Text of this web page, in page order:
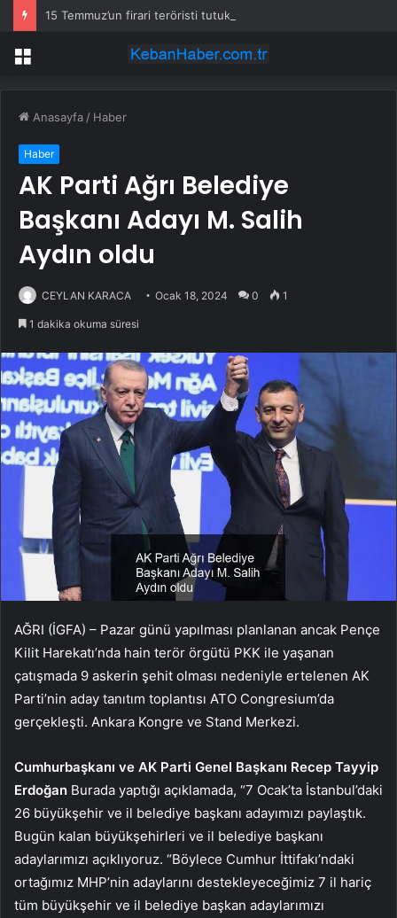
15 Temmuz’un firari teröristi tutuklandı!
Menü
Anasayfa / Haber
Haber
AK Parti Ağrı Belediye
Başkanı Adayı M. Salih
Aydın oldu
CEYLAN KARACA Ocak 18, 2024 0 1
1 dakika okuma süresi
AĞRI (İGFA) – Pazar günü yapılması planlanan ancak Pençe
Kilit Harekatı’nda hain terör örgütü PKK ile yaşanan
çatışmada 9 askerin şehit olması nedeniyle ertelenen AK
Parti’nin aday tanıtım toplantısı ATO Congresium’da
gerçekleşti. Ankara Kongre ve Stand Merkezi.
Cumhurbaşkanı ve AK Parti Genel Başkanı Recep Tayyip
Erdoğan Burada yaptığı açıklamada, “7 Ocak’ta İstanbul’daki
26 büyükşehir ve il belediye başkanı adayımızı paylaştık.
Bugün kalan büyükşehirleri ve il belediye başkanı
adaylarımızı açıklıyoruz. “Böylece Cumhur İttifakı’ndaki
ortağımız MHP’nin adaylarını destekleyeceğimiz 7 il hariç
tüm büyükşehir ve il belediye başkan adaylarımızı